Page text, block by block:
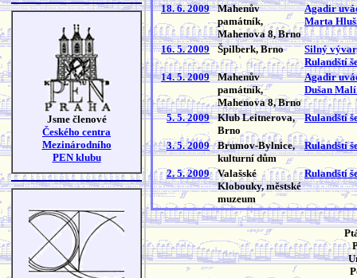
Jsme členové
Českého centra
Mezinárodního
PEN klubu
18. 6. 2009
Mahenův
památník,
Mahenova 8, Brno
Agadir
Marta
16. 5. 2009 Špilberk, Brno
Silný
Rulandští
14. 5. 2009
Mahenův
památník,
Mahenova 8, Brno
Agadir
Dušan
5. 5. 2009
Klub Leitnerova,
Brno
Rulandští
3. 5. 2009
Brumov-Bylnice,
kulturní dům
Rulandští
2. 5. 2009
Valašské
Klobouky, městské
muzeum
Rulandští